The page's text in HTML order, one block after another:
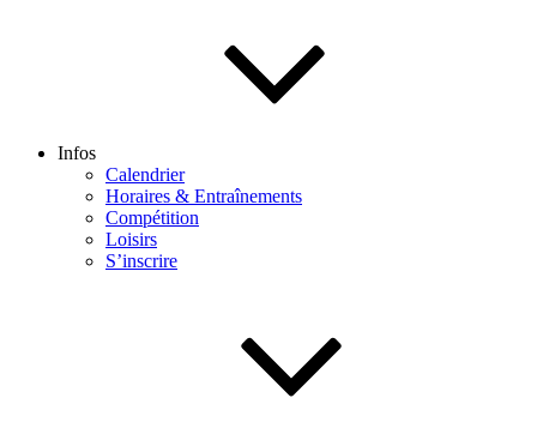
Infos
Calendrier
Horaires & Entraînements
Compétition
Loisirs
S’inscrire